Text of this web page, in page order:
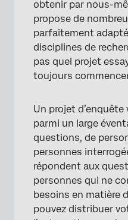
obtenir par nous-
propose de
parfaitement
disciplines de
pas quel projet
toujours
Un projet
parmi un large
questions, de
personnes
répondent aux
personnes qui ne
besoins en matière
pouvez distribuer